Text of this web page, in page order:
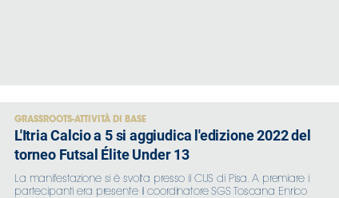
GRASSROOTS-ATTIVITÀ DI BASE
L'Itria Calcio a 5 si aggiudica l'edizione 2022 del
torneo Futsal Élite Under 13
La manifestazione si è svolta presso il CUS di Pisa. A premiare i
partecipanti era presente il coordinatore SGS Toscana Enrico